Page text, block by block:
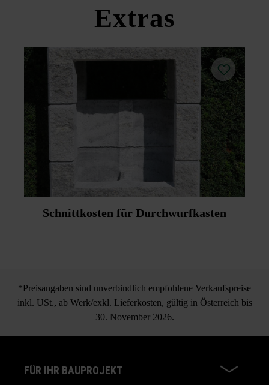
Extras
Schnittkosten für Durchwurfkasten
*Preisangaben sind unverbindlich empfohlene Verkaufspreise
inkl. USt., ab Werk/exkl. Lieferkosten, gültig in Österreich bis
30. November 2026.
FÜR IHR BAUPROJEKT